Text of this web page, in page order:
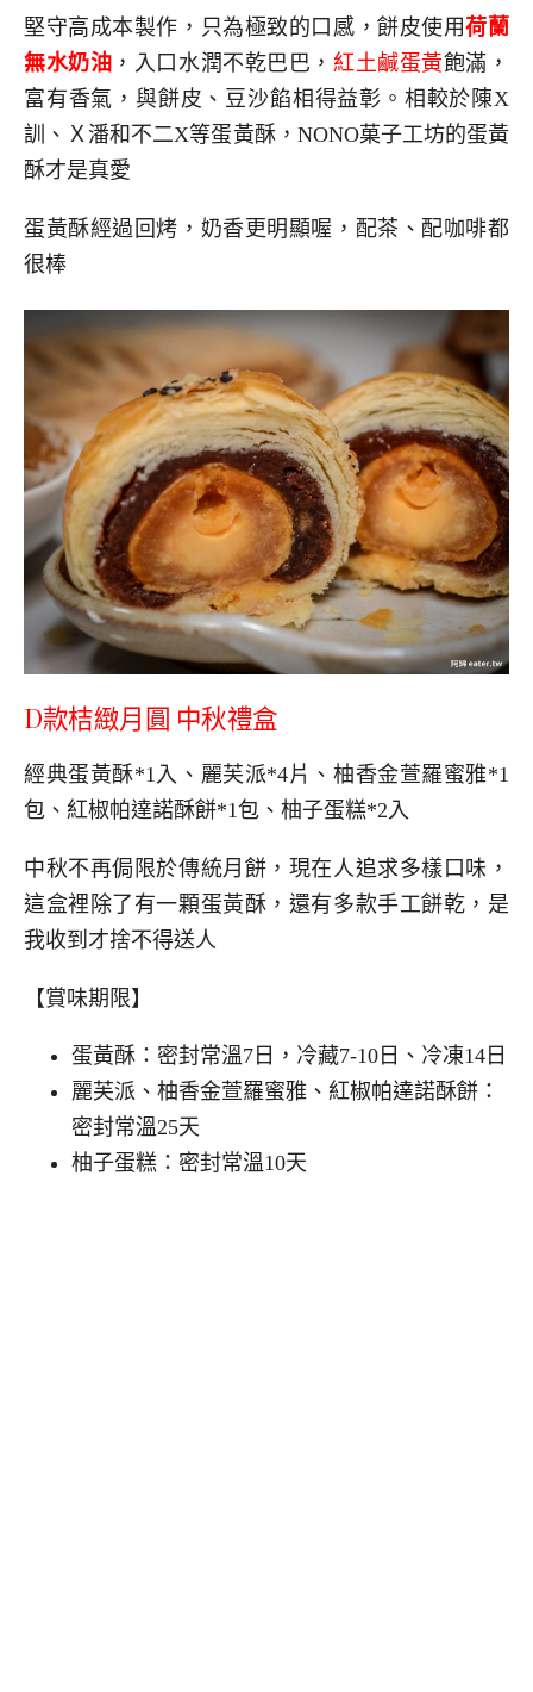
堅守高成本製作，只為極致的口感，餅皮使用荷蘭
無水奶油 ，入口水潤不乾巴巴， 紅土鹹蛋黃飽滿，
富有香氣，與餅皮、豆沙餡相得益彰。相較於陳X
訓、Ｘ潘和不二X等蛋黃酥，NONO菓子工坊的蛋黃
酥才是真愛
蛋黃酥經過回烤，奶香更明顯喔，配茶、配咖啡都
很棒
D款桔緻月圓 中秋禮盒
經典蛋黃酥*1入、麗芙派*4片、柚香金萱羅蜜雅*1
包、紅椒帕達諾酥餅*1包、柚子蛋糕*2入
中秋不再侷限於傳統月餅，現在人追求多樣口味，
這盒裡除了有一顆蛋黃酥，還有多款手工餅乾，是
我收到才捨不得送人
【賞味期限】
蛋黃酥：密封常溫7日，冷藏7-10日、冷凍14日
麗芙派、柚香金萱羅蜜雅、紅椒帕達諾酥餅：
密封常溫25天
柚子蛋糕：密封常溫10天